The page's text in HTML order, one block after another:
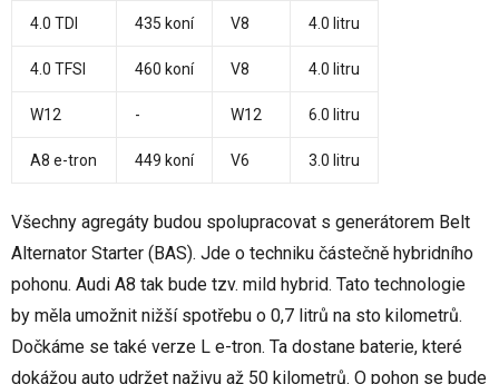
4.0 TDI 435 koní V8 4.0 litru
4.0 TFSI 460 koní V8 4.0 litru
W12 - W12 6.0 litru
A8 e-tron 449 koní V6 3.0 litru
Všechny agregáty budou spolupracovat s generátorem Belt
Alternator Starter (BAS). Jde o techniku částečně hybridního
pohonu. Audi A8 tak bude tzv. mild hybrid. Tato technologie
by měla umožnit nižší spotřebu o 0,7 litrů na sto kilometrů.
Dočkáme se také verze L e-tron. Ta dostane baterie, které
dokážou auto udržet naživu až 50 kilometrů. O pohon se bude